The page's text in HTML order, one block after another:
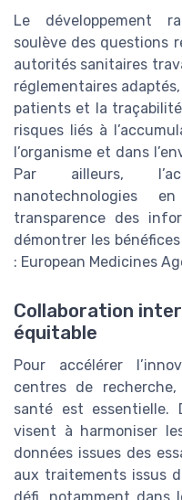
Le développement
soulève des questions
autorités sanitaires
réglementaires
patients et la
risques liés à
l’organisme et dans
Par ailleurs,
nanotechnologies
transparence des
démontrer les
: European Medicines
Collaboration
équitable
Pour accélérer
centres de
santé est essentielle.
visent à harmoniser
données issues des
aux traitements issus